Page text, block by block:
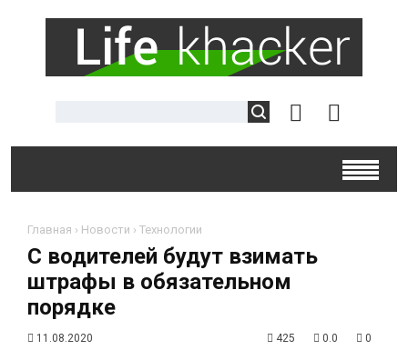
Главная › Новости › Технологии
С водителей будут взимать
штрафы в обязательном
порядке
11.08.2020 425 0.0 0